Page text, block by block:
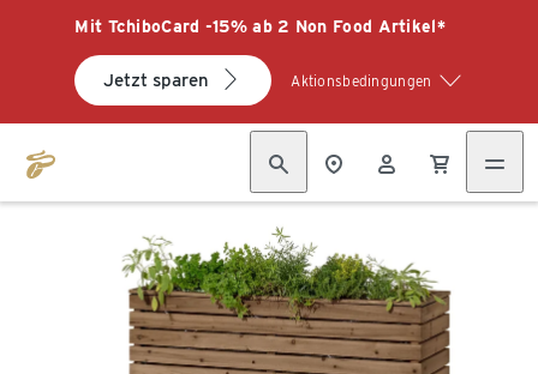
Mit TchiboCard -15% ab 2 Non Food Artikel*
Jetzt sparen Aktionsbedingungen